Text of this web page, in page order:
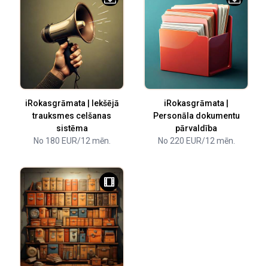
iRokasgrāmata | Iekšējā
trauksmes celšanas
sistēma
No 180 EUR/12 mēn.
iRokasgrāmata |
Personāla dokumentu
pārvaldība
No 220 EUR/12 mēn.